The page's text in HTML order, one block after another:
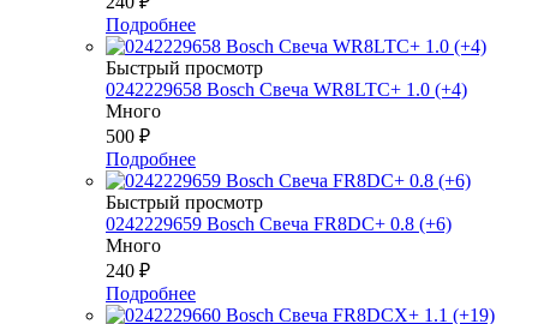
Подробнее
Быстрый просмотр
0242229658 Bosch Свеча WR8LTC+ 1.0 (+4)
Много
500 ₽
Подробнее
Быстрый просмотр
0242229659 Bosch Свеча FR8DC+ 0.8 (+6)
Много
240 ₽
Подробнее